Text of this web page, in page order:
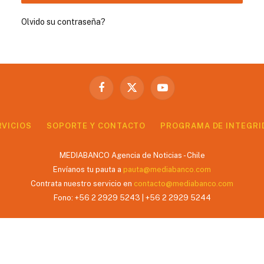
Olvido su contraseña?
Facebook
X
YouTube
SOPORTE Y CONTACTO PROGRAMA DE
MEDIABANCO Agencia de Noticias - Chile
Envíanos tu pauta a pauta@mediabanco.com
Contrata nuestro servicio en contacto@mediabanco.com
Fono: +56 2 2929 5243 | +56 2 2929 5244